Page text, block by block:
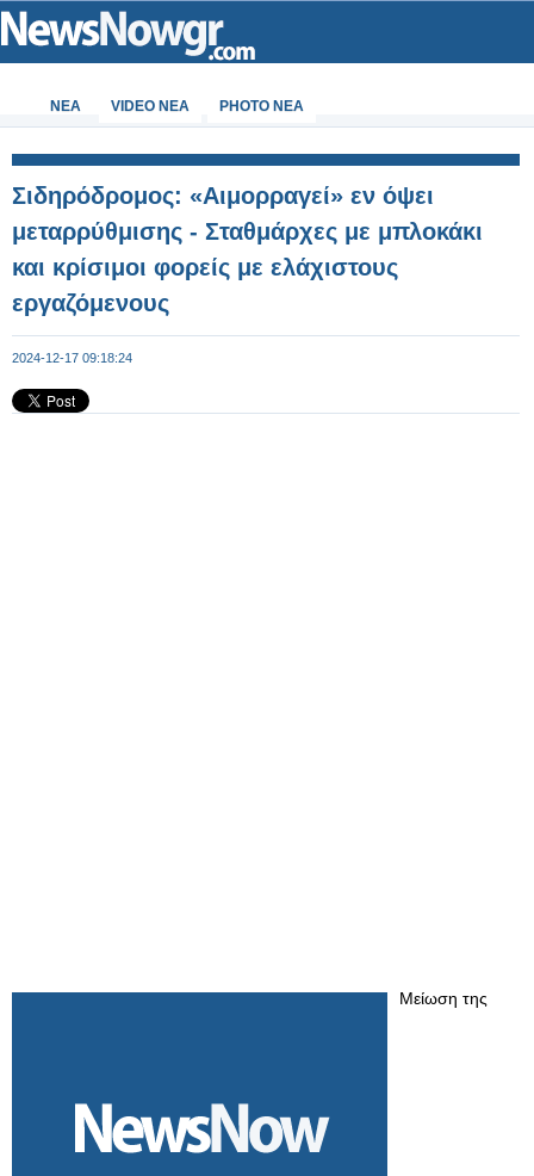
ΝΕΑ VIDEO NEA PHOTO NEA
Σιδηρόδρομος: «Αιμορραγεί» εν όψει
μεταρρύθμισης - Σταθμάρχες με μπλοκάκι
και κρίσιμοι φορείς με ελάχιστους
εργαζόμενους
2024-12-17 09:18:24
Μείωση της